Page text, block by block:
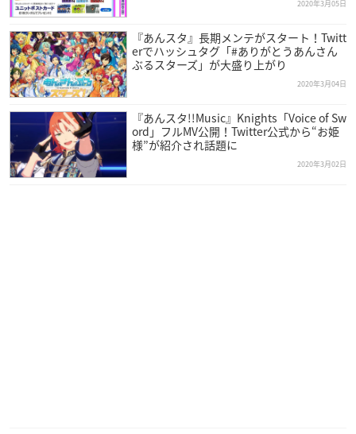
2020年3月05日
『あんスタ』長期メンテがスタート！Twitt
erでハッシュタグ「#ありがとうあんさん
ぶるスターズ」が大盛り上がり
2020年3月04日
『あんスタ!!Music』Knights「Voice of Sw
ord」フルMV公開！Twitter公式から“お姫
様”が紹介され話題に
2020年3月02日